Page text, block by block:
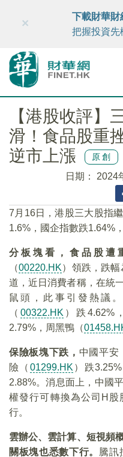
財華智庫網 FINTV
×
下載財華財
把握投資先
【港股收評】
滑！食品股重
逆市上漲
原創
日期： 2024
7月16日，港股三大股指
1.6%，國企指數跌1.64%
分板塊看，食品股遭
（00220.HK）領跌，跌
道，近日消費者稱，在統
鼠頭，此事引發熱議
（ 00322.HK ）跌4.62%
2.79%，周黑鴨（
保險板塊下跌， 中國平安
險（ 01299.HK ）跌
2.88%。消息面上，中國
權發行可轉換為公司H
行。
雲辦公、雲計算、短視頻
關板塊也悉數下行。 騰訊